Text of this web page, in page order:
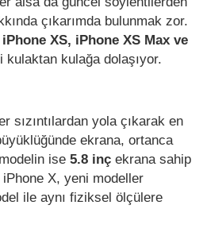
çıkarımda bulunmak zor.
XS, iPhone XS Max ve
kulaktan kulağa dolaşıyor.
sızıntılardan yola çıkarak en
ekrana, ortanca
ise 5.8 inç ekrana sahip
X, yeni modeller
ile aynı fiziksel ölçülere